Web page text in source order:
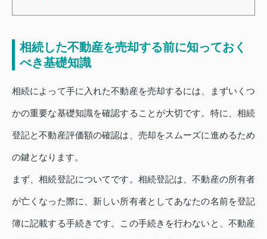
相続した不動産を売却する前に知っておく
べき基礎知識
相続によって手に入れた不動産を売却するには、まずいくつ
かの重要な基礎知識を確認することが大切です。特に、相続
登記と不動産評価額の確認は、売却をスムーズに進めるため
の鍵となります。
まず、相続登記についてです。相続登記は、不動産の所有者
が亡くなった際に、新しい所有者としてあなたの名前を登記
簿に記載する手続きです。この手続きを行わないと、不動産